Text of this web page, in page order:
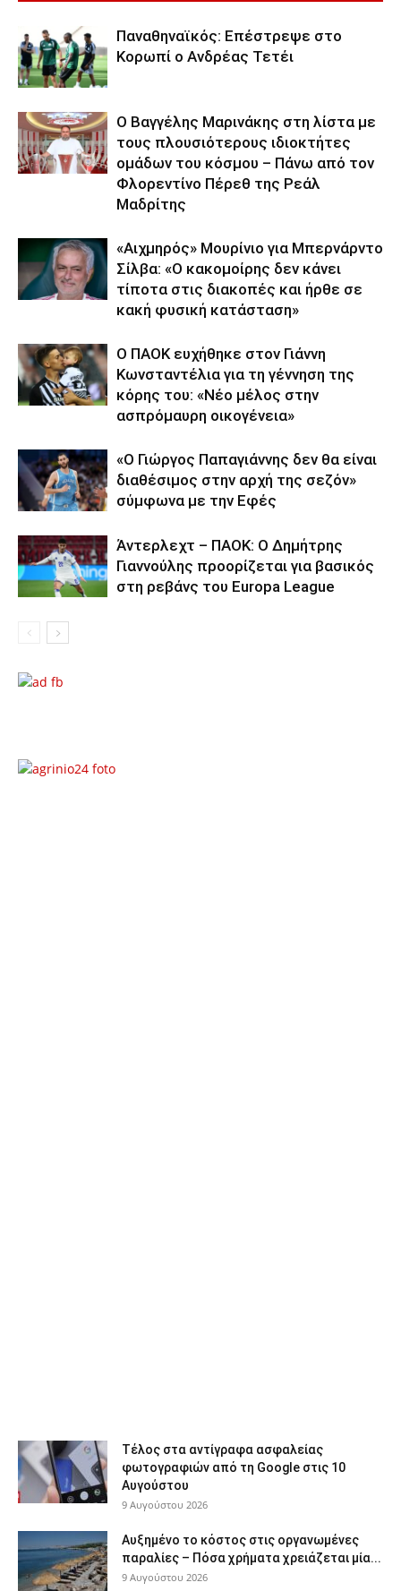
Παναθηναϊκός: Επέστρεψε στο
Κορωπί ο Ανδρέας Τετέι
Ο Βαγγέλης Μαρινάκης στη λίστα με
τους πλουσιότερους ιδιοκτήτες
ομάδων του κόσμου – Πάνω από τον
Φλορεντίνο Πέρεθ της Ρεάλ
Μαδρίτης
«Αιχμηρός» Μουρίνιο για Μπερνάρντο
Σίλβα: «Ο κακομοίρης δεν κάνει
τίποτα στις διακοπές και ήρθε σε
κακή φυσική κατάσταση»
Ο ΠΑΟΚ ευχήθηκε στον Γιάννη
Κωνσταντέλια για τη γέννηση της
κόρης του: «Νέο μέλος στην
ασπρόμαυρη οικογένεια»
«Ο Γιώργος Παπαγιάννης δεν θα είναι
διαθέσιμος στην αρχή της σεζόν»
σύμφωνα με την Εφές
Άντερλεχτ – ΠΑΟΚ: Ο Δημήτρης
Γιαννούλης προορίζεται για βασικός
στη ρεβάνς του Europa League
Τέλος στα αντίγραφα ασφαλείας
φωτογραφιών από τη Google στις 10
Αυγούστου
9 Αυγούστου 2026
Αυξημένο το κόστος στις οργανωμένες
παραλίες – Πόσα χρήματα χρειάζεται μία...
9 Αυγούστου 2026